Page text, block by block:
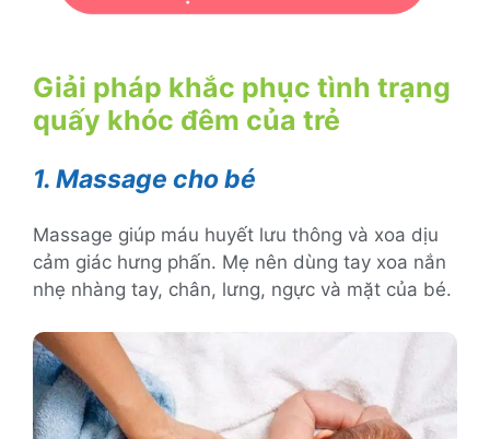
Giải pháp khắc phục tình trạng
quấy khóc đêm của trẻ
1. Massage cho bé
Massage giúp máu huyết lưu thông và xoa dịu
cảm giác hưng phấn. Mẹ nên dùng tay xoa nắn
nhẹ nhàng tay, chân, lưng, ngực và mặt của bé.